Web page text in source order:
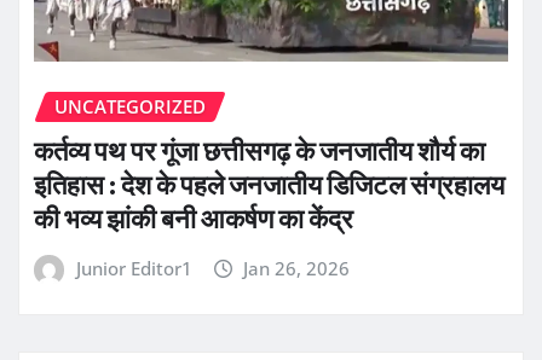
UNCATEGORIZED
कर्तव्य पथ पर गूंजा छत्तीसगढ़ के जनजातीय शौर्य का
इतिहास : देश के पहले जनजातीय डिजिटल संग्रहालय
की भव्य झांकी बनी आकर्षण का केंद्र
Junior Editor1 Jan 26, 2026